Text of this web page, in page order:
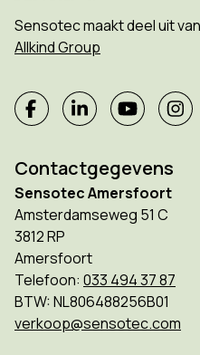
Sensotec maakt deel uit
Allkind Group
Contactgegevens
Sensotec Amersfoort
Amsterdamseweg 51 C
3812 RP
Amersfoort
Telefoon: 033 494 37 87
BTW: NL806488256B01
verkoop@sensotec.com